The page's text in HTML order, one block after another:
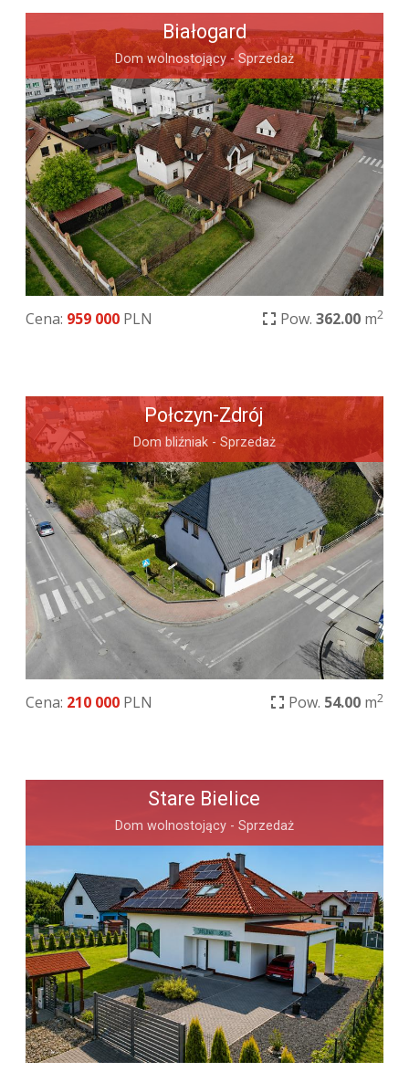
Białogard
Dom wolnostojący - Sprzedaż
Cena: 959 000 PLN Pow. 362.00 m2
Połczyn-Zdrój
Dom bliźniak - Sprzedaż
Cena: 210 000 PLN Pow. 54.00 m2
Stare Bielice
Dom wolnostojący - Sprzedaż